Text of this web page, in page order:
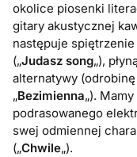
okolice piosenki
gitary akustycznej
następuje
(„Judasz song„),
alternatywy
„Bezimienna„).
podrasowanego
swej odmiennej
(„Chwile„).